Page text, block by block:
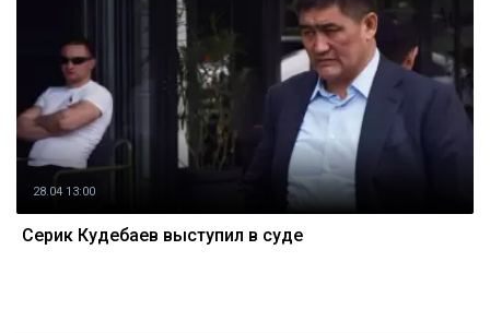
28.04 13:00
Серик Кудебаев выступил в суде